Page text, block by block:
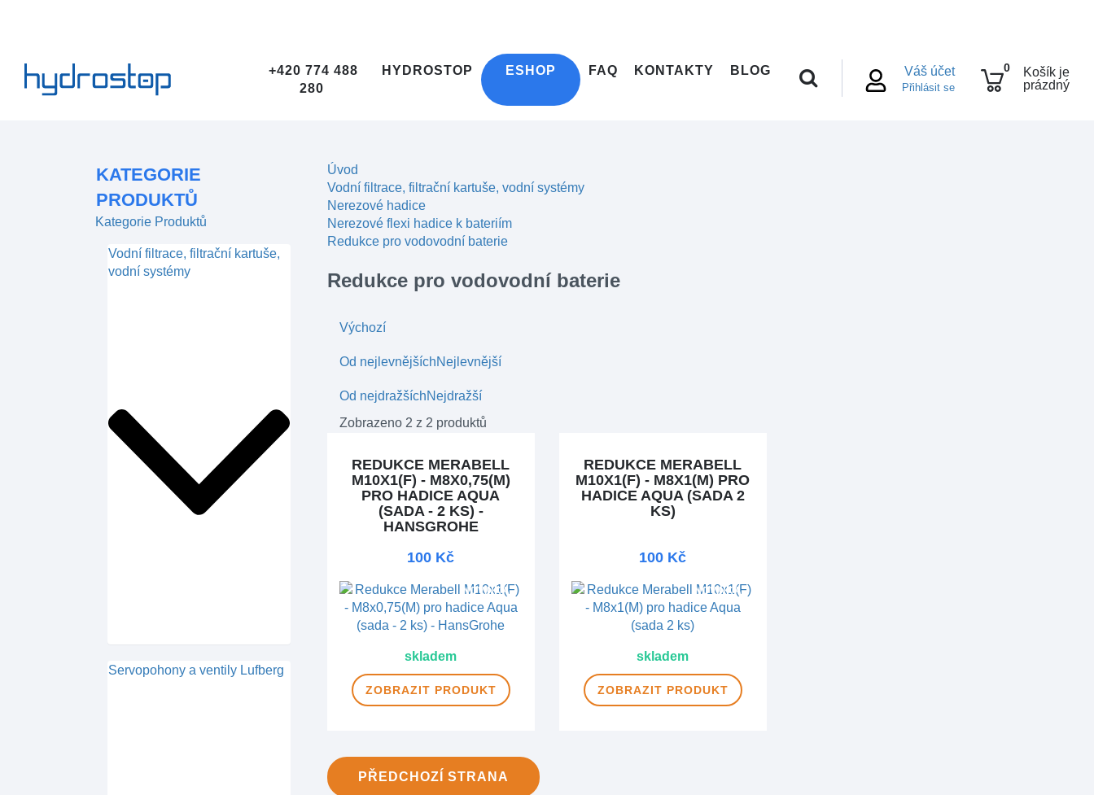
Váš účet
Přihlásit se
0
Košík je
prázdný
+420 774 488
280
HYDROSTOP ESHOP FAQ KONTAKTY BLOG
KATEGORIE
PRODUKTŮ
Kategorie Produktů
Vodní filtrace, filtrační kartuše,
vodní systémy
Servopohony a ventily Lufberg
Úvod
Vodní filtrace, filtrační kartuše, vodní systémy
Nerezové hadice
Nerezové flexi hadice k bateriím
Redukce pro vodovodní baterie
Redukce pro vodovodní baterie
Výchozí
Od nejlevnějšíchNejlevnější
Od nejdražšíchNejdražší
Zobrazeno 2 z 2 produktů
REDUKCE MERABELL
M10X1(F) - M8X0,75(M)
PRO HADICE AQUA
(SADA - 2 KS) -
HANSGROHE
100 Kč
NOVINKA
skladem
ZOBRAZIT PRODUKT
REDUKCE MERABELL
M10X1(F) - M8X1(M) PRO
HADICE AQUA (SADA 2
KS)
100 Kč
NOVINKA
skladem
ZOBRAZIT PRODUKT
PŘEDCHOZÍ STRANA